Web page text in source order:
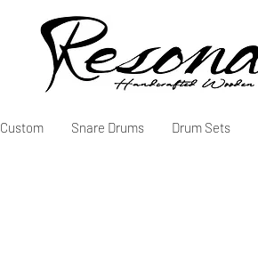
Custom Snare Drums Drum Sets